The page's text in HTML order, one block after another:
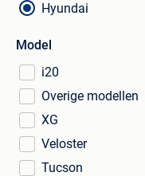
Hyundai
Model
i20
Overige modellen
XG
Veloster
Tucson